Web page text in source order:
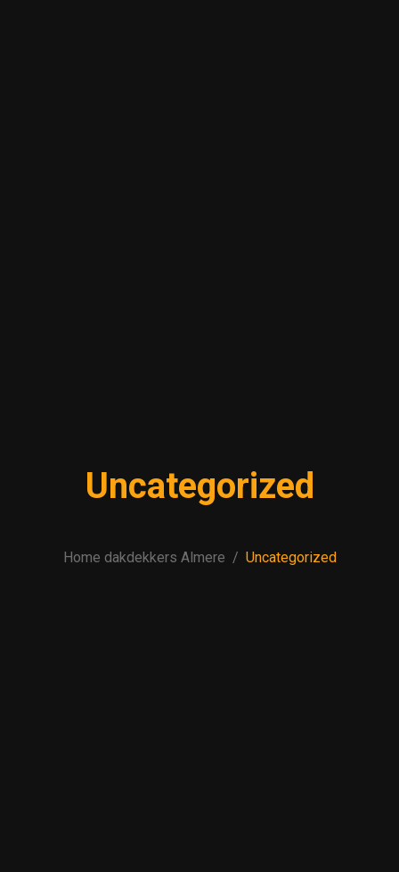
Uncategorized
Home dakdekkers Almere Uncategorized